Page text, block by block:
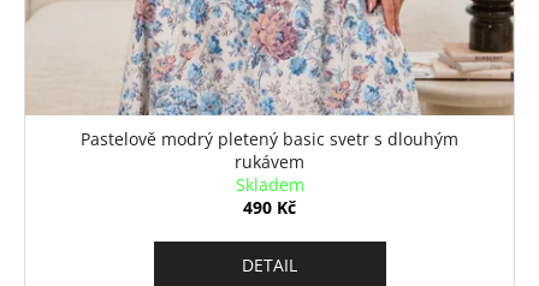
Pastelově modrý pletený basic svetr s dlouhým
rukávem
Skladem
490 Kč
DETAIL